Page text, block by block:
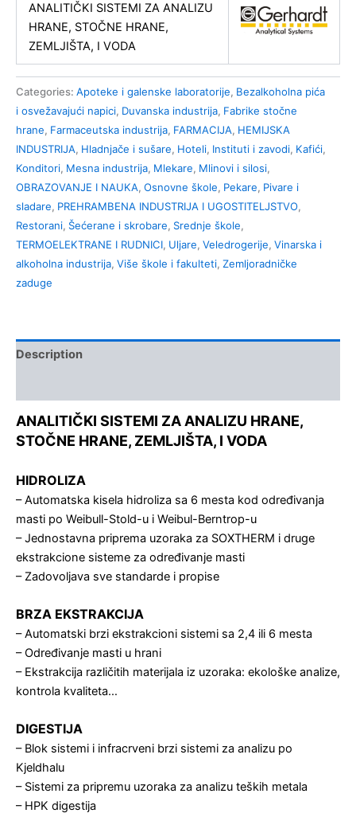
ANALITIČKI SISTEMI ZA ANALIZU
HRANE, STOČNE HRANE,
ZEMLJIŠTA, I VODA
Categories: Apoteke i galenske laboratorije, Bezalkoholna pića
i osvežavajući napici, Duvanska industrija, Fabrike stočne
hrane, Farmaceutska industrija, FARMACIJA, HEMIJSKA
INDUSTRIJA, Hladnjače i sušare, Hoteli, Instituti i zavodi, Kafići,
Konditori, Mesna industrija, Mlekare, Mlinovi i silosi,
OBRAZOVANJE I NAUKA, Osnovne škole, Pekare, Pivare i
sladare, PREHRAMBENA INDUSTRIJA I UGOSTITELJSTVO,
Restorani, Šećerane i skrobare, Srednje škole,
TERMOELEKTRANE I RUDNICI, Uljare, Veledrogerije, Vinarska i
alkoholna industrija, Više škole i fakulteti, Zemljoradničke
zaduge
Description
ANALITIČKI SISTEMI ZA ANALIZU HRANE,
STOČNE HRANE, ZEMLJIŠTA, I VODA
HIDROLIZA
– Automatska kisela hidroliza sa 6 mesta kod određivanja
masti po Weibull-Stold-u i Weibul-Berntrop-u
– Jednostavna priprema uzoraka za SOXTHERM i druge
ekstrakcione sisteme za određivanje masti
– Zadovoljava sve standarde i propise
BRZA EKSTRAKCIJA
– Automatski brzi ekstrakcioni sistemi sa 2,4 ili 6 mesta
– Određivanje masti u hrani
– Ekstrakcija različitih materijala iz uzoraka: ekološke analize,
kontrola kvaliteta…
DIGESTIJA
– Blok sistemi i infracrveni brzi sistemi za analizu po
Kjeldhalu
– Sistemi za pripremu uzoraka za analizu teških metala
– HPK digestija